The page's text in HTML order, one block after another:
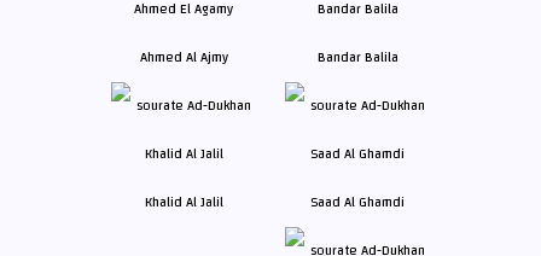
Ahmed Al Ajmy Bandar Balila
Khalid Al Jalil Saad Al Ghamdi